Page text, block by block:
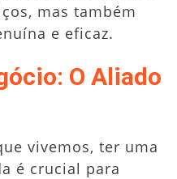
mas também
e eficaz.
O Aliado
vivemos, ter uma
é crucial para